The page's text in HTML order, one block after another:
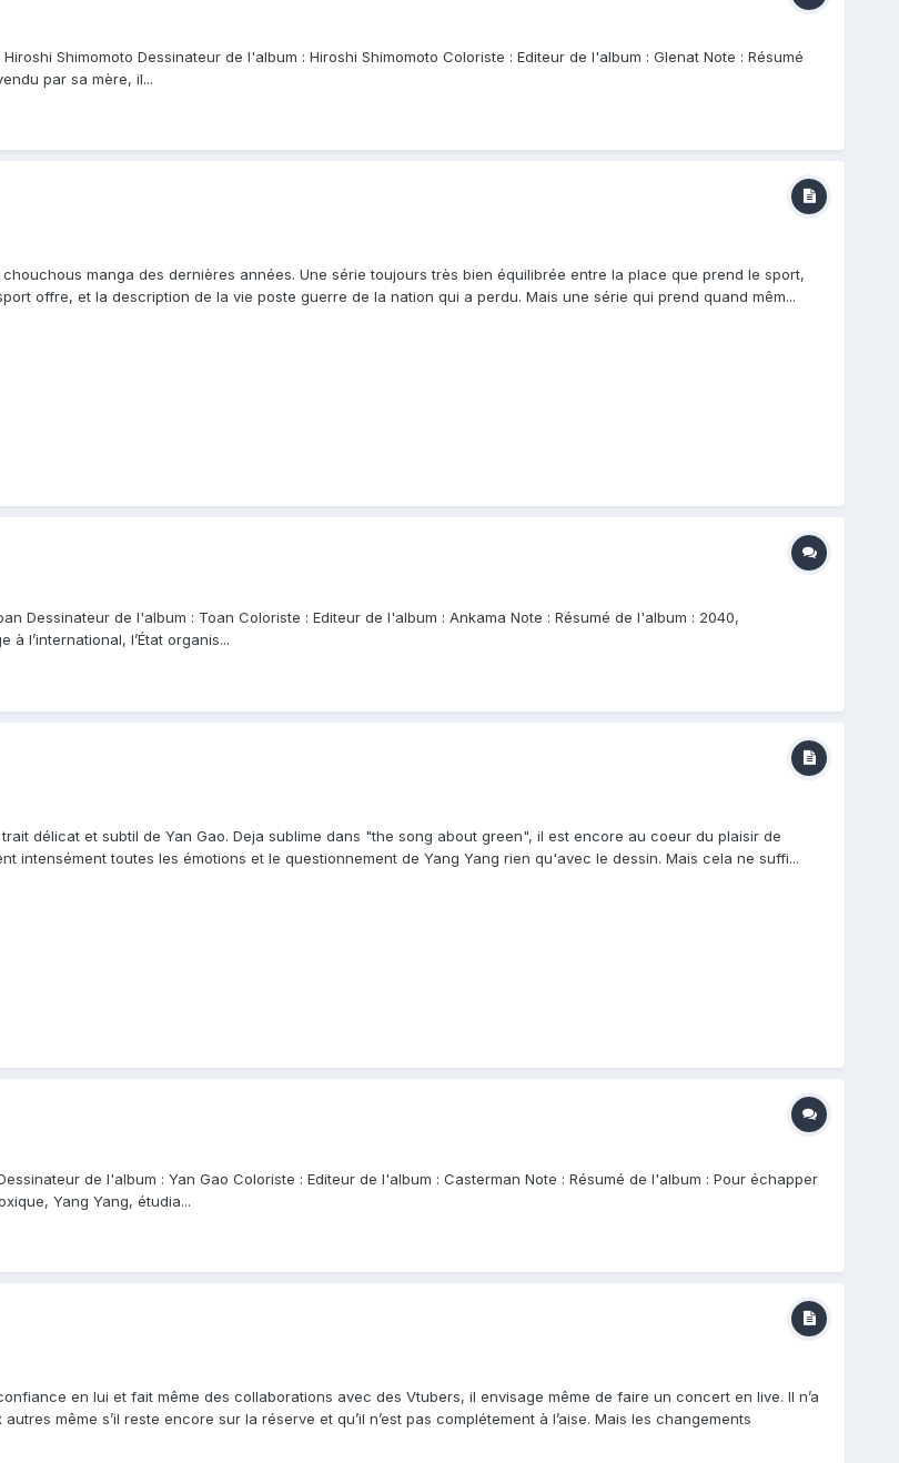
Shimomoto Dessinateur de l'album : Hiroshi Shimomoto Coloriste : Editeur de l'album : Glenat Note : Résumé
par sa mère, il...
manga des dernières années. Une série toujours très bien équilibrée entre la place que prend le sport,
offre, et la description de la vie poste guerre de la nation qui a perdu. Mais une série qui prend quand mêm...
Dessinateur de l'album : Toan Coloriste : Editeur de l'album : Ankama Note : Résumé de l'album : 2040,
l’international, l’État organis...
délicat et subtil de Yan Gao. Deja sublime dans "the song about green", il est encore au coeur du plaisir de
intensément toutes les émotions et le questionnement de Yang Yang rien qu'avec le dessin. Mais cela ne suffi...
de l'album : Yan Gao Coloriste : Editeur de l'album : Casterman Note : Résumé de l'album : Pour échapper
Yang Yang, étudia...
en lui et fait même des collaborations avec des Vtubers, il envisage même de faire un concert en live. Il n’a
même s’il reste encore sur la réserve et qu’il n’est pas complétement à l’aise. Mais les changements